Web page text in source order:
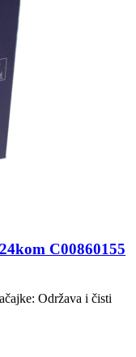
C00860155
Održava i čisti